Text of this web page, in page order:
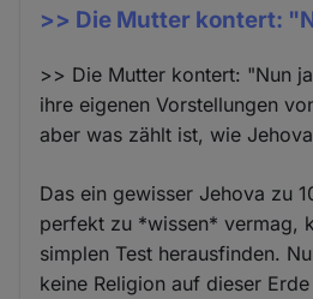
>> Die Mutter kontert:
>> Die Mutter kontert: "Nun
ihre eigenen Vorstellungen
aber was zählt ist, wie
Das ein gewisser Jehova zu
perfekt zu *wissen* vermag,
simplen Test herausfinden.
keine Religion auf dieser